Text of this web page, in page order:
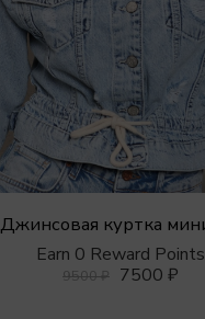
Earn 0 Reward Points
9500₽ 7500 ₽